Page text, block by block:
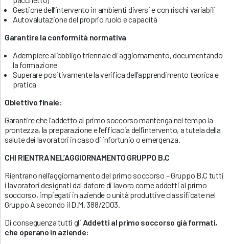
Gestione dell’intervento in ambienti diversi e con rischi variabili
Autovalutazione del proprio ruolo e capacità
Garantire la conformità normativa
Adempiere all’obbligo triennale di aggiornamento, documentando
la formazione
Superare positivamente la verifica dell’apprendimento teorica e
pratica
Obiettivo finale:
Garantire che l’addetto al primo soccorso mantenga nel tempo la
prontezza, la preparazione e l’efficacia dell’intervento, a tutela della
salute dei lavoratori in caso di infortunio o emergenza.
CHI RIENTRA NEL’AGGIORNAMENTO GRUPPO B,C
Rientrano nell’aggiornamento del primo soccorso – Gruppo B,C tutti
i lavoratori designati dal datore di lavoro come addetti al primo
soccorso, impiegati in aziende o unità produttive classificate nel
Gruppo A secondo il D.M. 388/2003.
Di conseguenza tutti gli Addetti al primo soccorso già formati,
che operano in aziende: